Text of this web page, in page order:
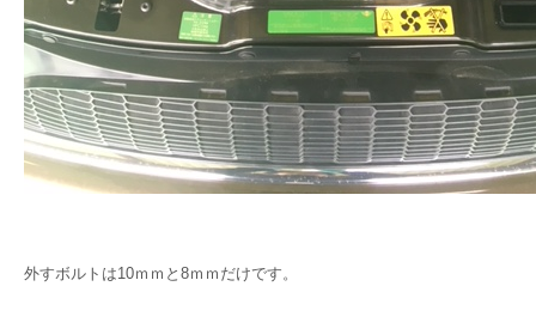
外すボルトは10ｍｍと8ｍｍだけです。